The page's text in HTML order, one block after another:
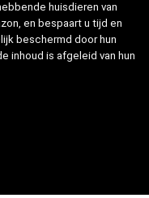
huisdieren van
en bespaart u tijd en
beschermd door hun
inhoud is afgeleid van hun